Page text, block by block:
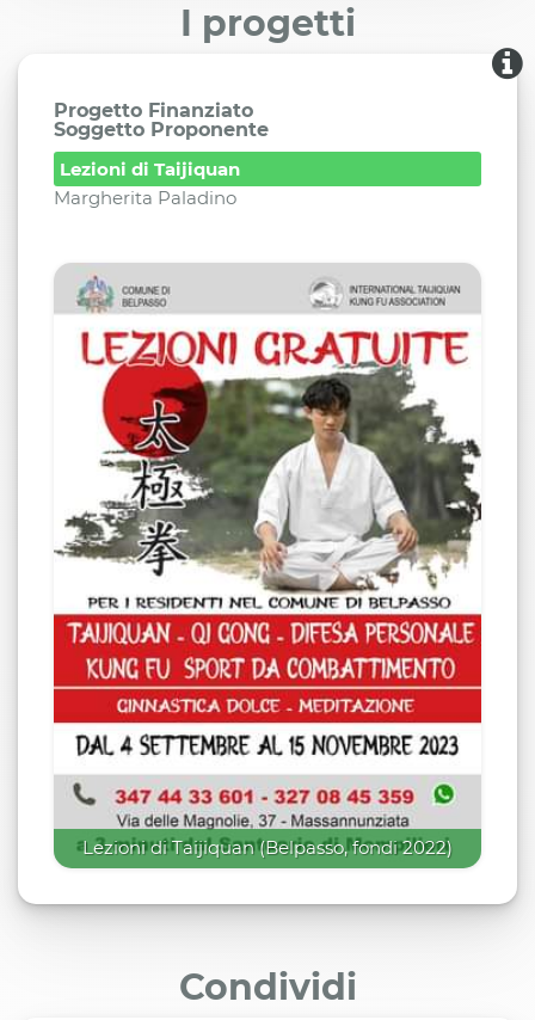
I progetti
Progetto Finanziato
Soggetto Proponente
Lezioni di Taijiquan
Margherita Paladino
Lezioni di Taijiquan (Belpasso, fondi 2022)
Condividi